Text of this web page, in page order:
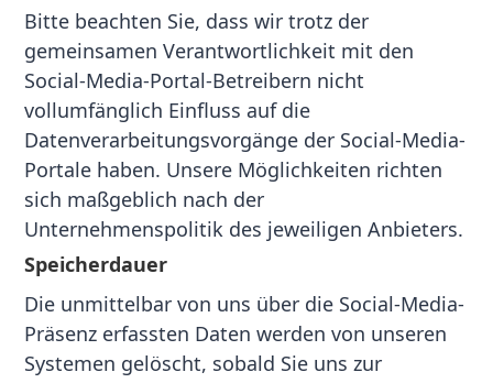
Bitte beachten Sie, dass wir trotz der
gemeinsamen Verantwortlichkeit mit den
Social-Media-Portal-Betreibern nicht
vollumfänglich Einfluss auf die
Datenverarbeitungsvorgänge der Social-Media-
Portale haben. Unsere Möglichkeiten richten
sich maßgeblich nach der
Unternehmenspolitik des jeweiligen Anbieters.
Speicherdauer
Die unmittelbar von uns über die Social-Media-
Präsenz erfassten Daten werden von unseren
Systemen gelöscht, sobald Sie uns zur